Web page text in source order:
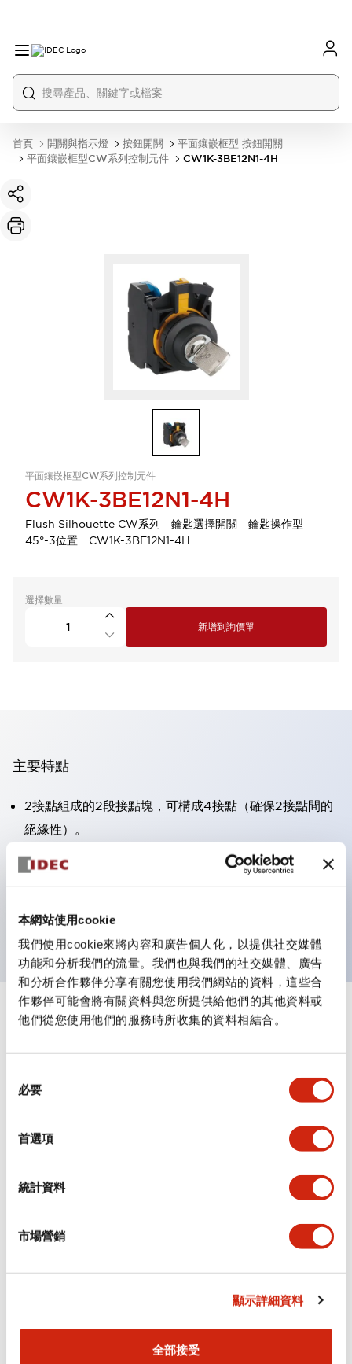
本網站使用cookie
我們使用cookie來將內容和廣告個人化，以提供社交媒體
功能和分析我們的流量。我們也與我們的社交媒體、廣告
和分析合作夥伴分享有關您使用我們網站的資料，這些合
作夥伴可能會將有關資料與您所提供給他們的其他資料或
他們從您使用他們的服務時所收集的資料相結合。
必要
首選項
統計資料
市場營銷
顯示詳細資料
全部接受
首頁 開關與指示燈 按鈕開關
平面鑲嵌框型 按鈕開關
平面鑲嵌框型CW系列控制元件
CW1K-3BE12N1-4H
平面鑲嵌框型CW系列控制元件
CW1K-3BE12N1-4H
Flush Silhouette CW系列 鑰匙選擇開關 鑰匙操作型
45°-3位置 CW1K-3BE12N1-4H
選擇數量
新增到詢價單
主要特點
2接點組成的2段接點塊，可構成4接點（確保2接點間的
絕緣性）。
面板深度39.9mm（※11段接點塊）、59.9mm（※22段
接點塊）。可實現省空間設計。
防護結構
規格
審美規範
環境規範
功能規格
機械規格